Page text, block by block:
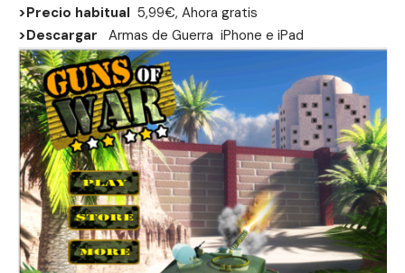
>Precio habitual 5,99€, Ahora gratis
>Descargar
Armas de Guerra iPhone e iPad